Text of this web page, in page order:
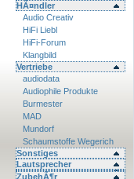
HÃ¤ndler
Audio Creativ
HiFi Liebl
HiFi-Forum
Klangbild
Vertriebe
audiodata
Audiophile Produkte
Burmester
MAD
Mundorf
Schaumstoffe Wegerich
Sonstiges
Lautsprecher
ZubehÃ¶r